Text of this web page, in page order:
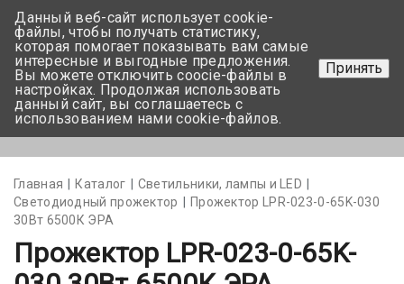
+375 17-350-99-56
+375 44-752-82-08
Задать вопрос
Главная Каталог
Светильники, лампы и LED
Светодиодный прожектор
Прожектор LPR-023-0-65K-030
30Вт 6500К ЭРА
Прожектор LPR-023-0-65K-
Данный веб-сайт использует cookie-
файлы, чтобы получать статистику,
которая помогает показывать вам самые
интересные и выгодные предложения.
Вы можете отключить coocie-файлы в
настройках. Продолжая использовать
данный сайт, вы соглашаетесь с
использованием нами cookie-файлов.
Принять